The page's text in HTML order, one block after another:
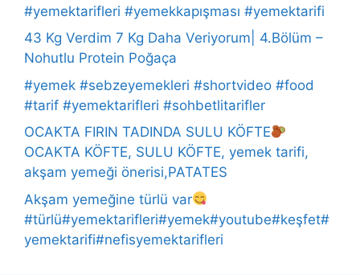
#yemektarifleri #yemekkapışması #yemektarifi
43 Kg Verdim 7 Kg Daha Veriyorum| 4.Bölüm –
Nohutlu Protein Poğaça
#yemek #sebzeyemekleri #shortvideo #food
#tarif #yemektarifleri #sohbetlitarifler
OCAKTA FIRIN TADINDA SULU KÖFTE
OCAKTA KÖFTE, SULU KÖFTE, yemek tarifi,
akşam yemeği önerisi,PATATES
Akşam yemeğine türlü var
#türlü#yemektarifleri#yemek#youtube#keşfet#
yemektarifi#nefisyemektarifleri